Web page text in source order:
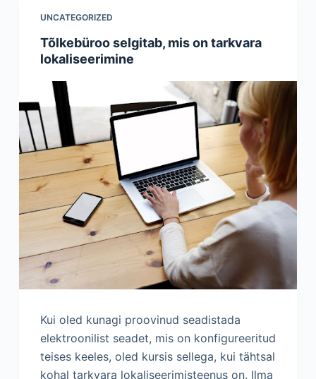
UNCATEGORIZED
Tõlkebüroo selgitab, mis on tarkvara
lokaliseerimine
Kui oled kunagi proovinud seadistada
elektroonilist seadet, mis on konfigureeritud
teises keeles, oled kursis sellega, kui tähtsal
kohal tarkvara lokaliseerimisteenus on. Ilma